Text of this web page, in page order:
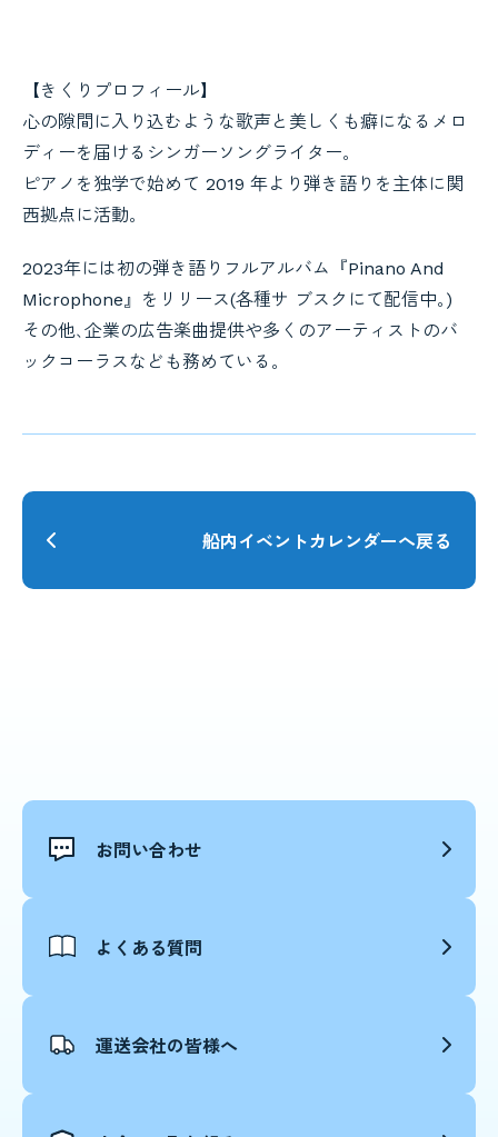
【きくりプロフィール】
心の隙間に入り込むような歌声と美しくも癖になるメロ
ディーを届けるシンガーソングライター｡
ピアノを独学で始めて 2019 年より弾き語りを主体に関
西拠点に活動｡
2023年には初の弾き語りフルアルバム『Pinano And
Microphone』をリリース(各種サ ブスクにて配信中｡)
その他､企業の広告楽曲提供や多くのアーティストのバ
ックコーラスなども務めている｡
船内イベントカレンダーへ戻る
お問い合わせ
よくある質問
運送会社の皆様へ